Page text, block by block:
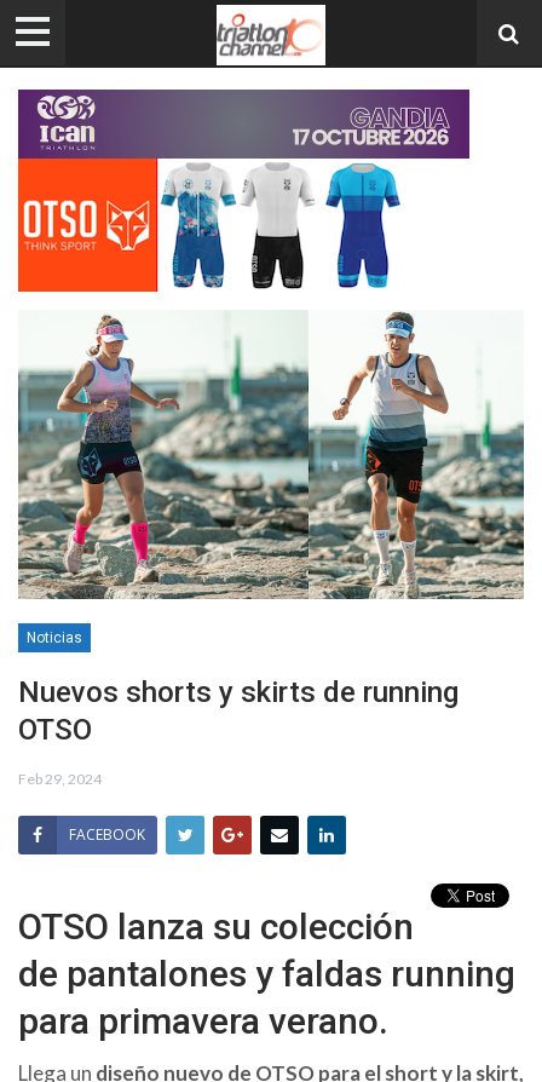
Noticias
Nuevos shorts y skirts de running
OTSO
Feb 29, 2024
FACEBOOK
OTSO lanza su colección
de pantalones y faldas running
para primavera verano.
Llega un diseño nuevo de OTSO para el short y la skirt,